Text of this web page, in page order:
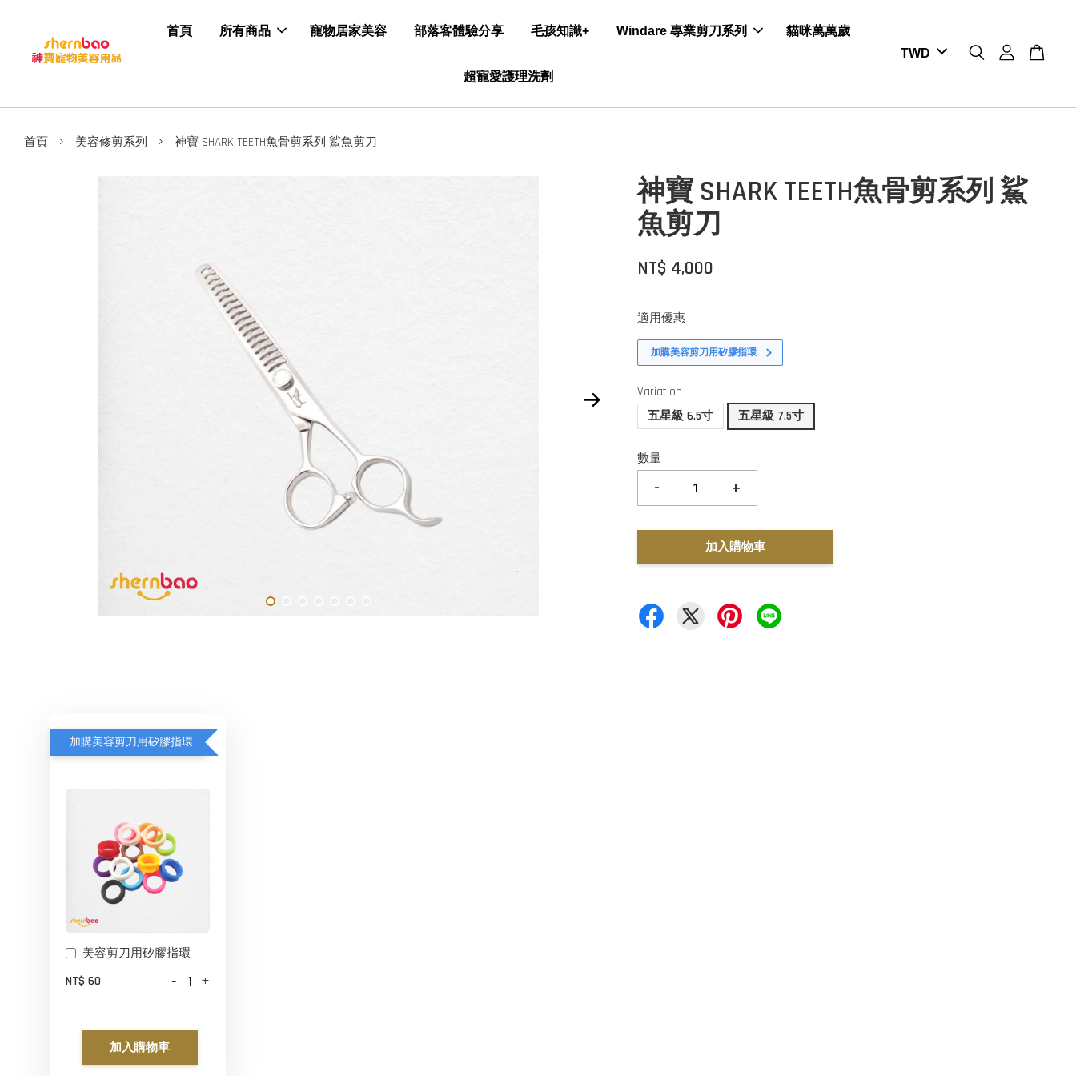
首頁 所有商品 寵物居家美容 部落客體驗分享 毛孩知識+ Windare 專業剪刀系列 貓咪萬萬歲
超寵愛護理洗劑
首頁 › 美容修剪系列 › 神寶 SHARK TEETH魚骨剪系列 鯊魚剪刀
神寶 SHARK TEETH魚骨剪系列 鯊
魚剪刀
NT$ 4,000
適用優惠
加購美容剪刀用矽膠指環
Variation
五星級 6.5寸
五星級 7.5寸
數量
- +
加入購物車
加購美容剪刀用矽膠指環
美容剪刀用矽膠指環
NT$ 60
- +
加入購物車